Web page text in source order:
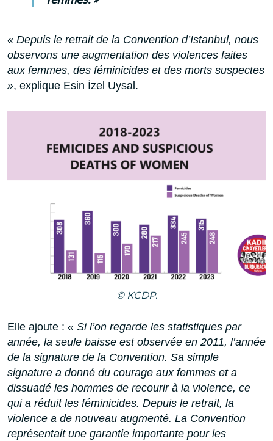
« Depuis le retrait de la Convention d’Istanbul, nous
observons une augmentation des violences faites
aux femmes, des féminicides et des morts suspectes
», explique Esin İzel Uysal.
© KCDP.
Elle ajoute : « Si l’on regarde les statistiques par
année, la seule baisse est observée en 2011, l’année
de la signature de la Convention. Sa simple
signature a donné du courage aux femmes et a
dissuadé les hommes de recourir à la violence, ce
qui a réduit les féminicides. Depuis le retrait, la
violence a de nouveau augmenté. La Convention
représentait une garantie importante pour les